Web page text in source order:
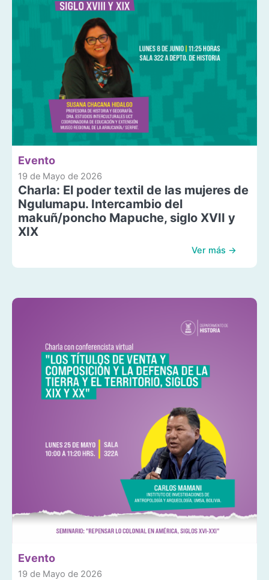
Evento
19 de Mayo de 2026
Charla: El poder textil de las mujeres de
Ngulumapu. Intercambio del
makuñ/poncho Mapuche, siglo XVII y
XIX
Ver más →
Evento
19 de Mayo de 2026